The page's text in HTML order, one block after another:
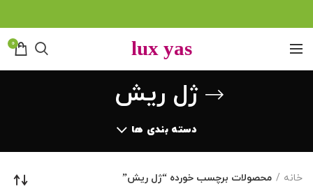
0
ژل ریش
دسته بندی ها
خانه محصولات برچسب خورده “ژل ریش”